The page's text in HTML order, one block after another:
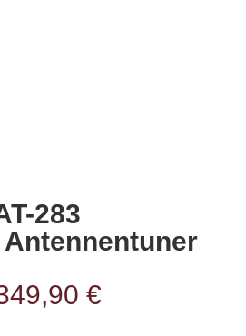
283
€Aktueller